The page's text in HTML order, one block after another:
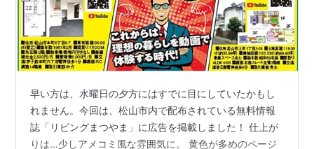
早い方は、水曜日の夕方にはすでに目にしていたかもし
れません。今回は、松山市内で配布されている無料情報
誌「リビングまつやま」に広告を掲載しました！ 仕上が
りは…少しアメコミ風な雰囲気に。 黄色が多めのページ